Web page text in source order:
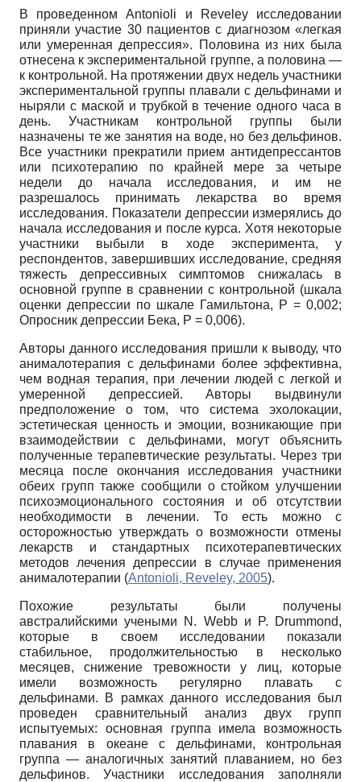
В проведенном Antonioli и Reveley исследовании
приняли участие 30 пациентов с диагнозом «легкая
или умеренная депрессия». Половина из них была
отнесена к экспериментальной группе, а половина —
к контрольной. На протяжении двух недель участники
экспериментальной группы плавали с дельфинами и
ныряли с маской и трубкой в течение одного часа в
день. Участникам контрольной группы были
назначены те же занятия на воде, но без дельфинов.
Все участники прекратили прием антидепрессантов
или психотерапию по крайней мере за четыре
недели до начала исследования, и им не
разрешалось принимать лекарства во время
исследования. Показатели депрессии измерялись до
начала исследования и после курса. Хотя некоторые
участники выбыли в ходе эксперимента, у
респондентов, завершивших исследование, средняя
тяжесть депрессивных симптомов снижалась в
основной группе в сравнении с контрольной (шкала
оценки депрессии по шкале Гамильтона, P = 0,002;
Опросник депрессии Бека, P = 0,006).
Авторы данного исследования пришли к выводу, что
анималотерапия с дельфинами более эффективна,
чем водная терапия, при лечении людей с легкой и
умеренной депрессией. Авторы выдвинули
предположение о том, что система эхолокации,
эстетическая ценность и эмоции, возникающие при
взаимодействии с дельфинами, могут объяснить
полученные терапевтические результаты. Через три
месяца после окончания исследования участники
обеих групп также сообщили о стойком улучшении
психоэмоционального состояния и об отсутствии
необходимости в лечении. То есть можно с
осторожностью утверждать о возможности отмены
лекарств и стандартных психотерапевтических
методов лечения депрессии в случае применения
анималотерапии (Antonioli, Reveley, 2005).
Похожие результаты были получены
австралийскими учеными N. Webb и P. Drummond,
которые в своем исследовании показали
стабильное, продолжительностью в несколько
месяцев, снижение тревожности у лиц, которые
имели возможность регулярно плавать с
дельфинами. В рамках данного исследования был
проведен сравнительный анализ двух групп
испытуемых: основная группа имела возможность
плавания в океане с дельфинами, контрольная
группа — аналогичных занятий плаванием, но без
дельфинов. Участники исследования заполняли